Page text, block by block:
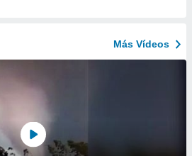
Más Vídeos